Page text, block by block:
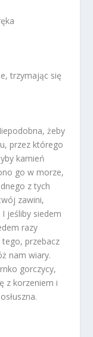
trzymając się
żeby
przez którego
kamień
go w morze,
z tych
zawini,
jeśliby siedem
razy
tego, przebacz
nam wiary.
gorczycy,
z korzeniem i